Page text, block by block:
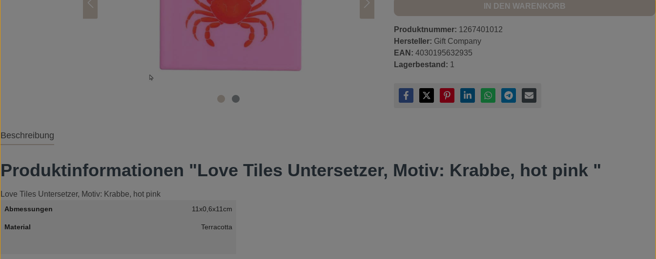
IN DEN WARENKORB
Produktnummer: 1267401012
Hersteller: Gift Company
EAN: 4030195632935
Lagerbestand: 1
Beschreibung
Produktinformationen "Love Tiles Untersetzer, Motiv: Krabbe, hot pink "
Love Tiles Untersetzer, Motiv: Krabbe, hot pink
Abmessungen 11x0,6x11cm
Material Terracotta